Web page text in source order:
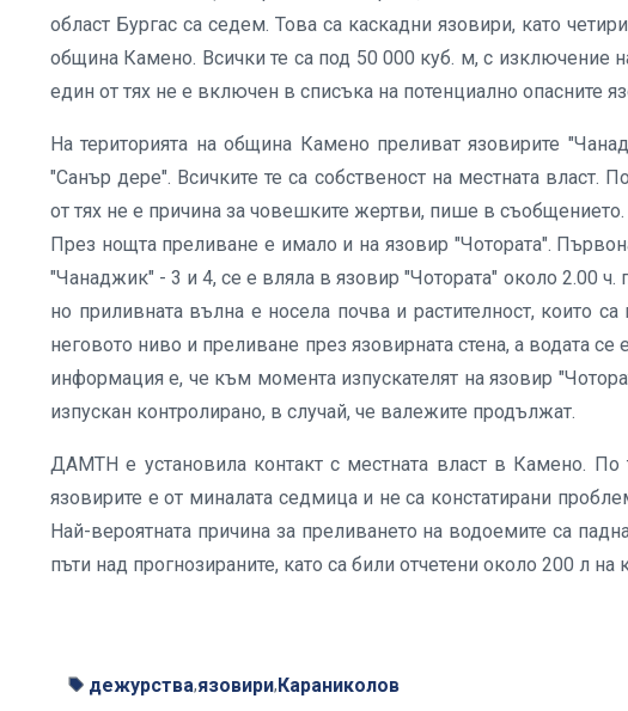
област Бургас са седем. Това са каскадни язовири, като
община Камено. Всички те са под 50 000 куб. м, с изключение
един от тях не е включен в списъка на потенциално опасните
На територията на община Камено преливат язовирите
"Санър дере". Всичките те са собственост на местната власт.
от тях не е причина за човешките жертви, пише в съобщението.
През нощта преливане е имало и на язовир "Чотората".
"Чанаджик" - 3 и 4, се е вляла в язовир "Чотората" около 2.00
но приливната вълна е носела почва и растителност, които
неговото ниво и преливане през язовирната стена, а водата
информация е, че към момента изпускателят на язовир
изпускан контролирано, в случай, че валежите продължат.
ДАМТН е установила контакт с местната власт в Камено. По
язовирите е от миналата седмица и не са констатирани
Най-вероятната причина за преливането на водоемите са
пъти над прогнозираните, като са били отчетени около 200 л
дежурства,язовири,Караниколов